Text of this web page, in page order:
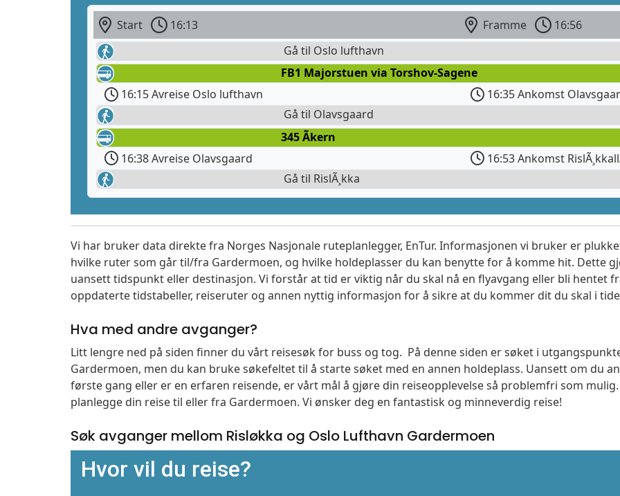
Start 16:13 Framme
16:56
Gå til Oslo lufthavn
FB1 Majorstuen via Torshov-Sagene
16:15 Avreise Oslo lufthavn
16:35 Ankomst
Gå til Olavsgaard
345 Ãkern
16:38 Avreise Olavsgaard
16:53 Ankomst
Gå til RislÃ¸kka
Vi har bruker data direkte fra Norges Nasjonale ruteplanlegger, EnTur. Informasjonen vi bruker er
hvilke ruter som går til/fra Gardermoen, og hvilke holdeplasser du kan benytte for å komme hit. Dette
uansett tidspunkt eller destinasjon. Vi forstår at tid er viktig når du skal nå en flyavgang eller bli hentet
oppdaterte tidstabeller, reiseruter og annen nyttig informasjon for å sikre at du kommer dit du skal i
Hva med andre avganger?
Litt lengre ned på siden finner du vårt reisesøk for buss og tog. På denne siden er søket i
Gardermoen, men du kan bruke søkefeltet til å starte søket med en annen holdeplass. Uansett om du
første gang eller er en erfaren reisende, er vårt mål å gjøre din reiseopplevelse så problemfri som
planlegge din reise til eller fra Gardermoen. Vi ønsker deg en fantastisk og minneverdig reise!
Søk avganger mellom Risløkka og Oslo Lufthavn Gardermoen
Hvor vil du reise?